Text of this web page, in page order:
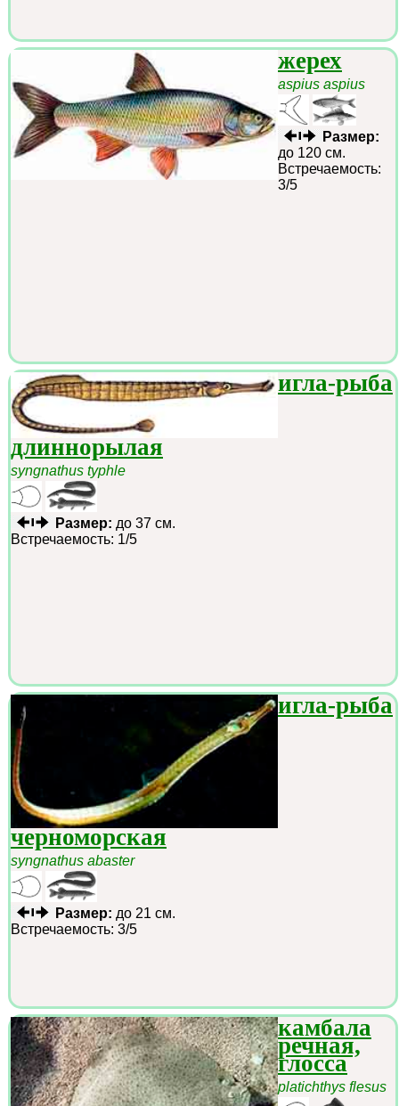
жерех
aspius aspius
Размер:
до 120 см.
Встречаемость:
3/5
игла-рыба
длиннорылая
syngnathus typhle
Размер: до 37 см.
Встречаемость: 1/5
игла-рыба
черноморская
syngnathus abaster
Размер: до 21 см.
Встречаемость: 3/5
камбала
речная,
глосса
platichthys flesus